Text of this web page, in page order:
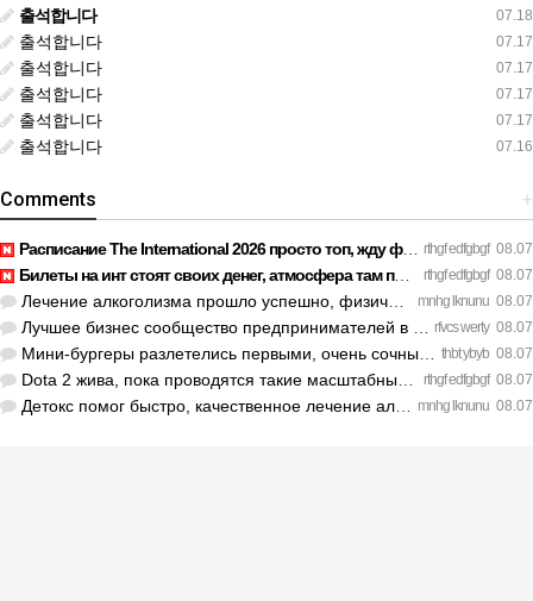
07.18
출석합니다
07.17
출석합니다
07.17
출석합니다
07.17
출석합니다
07.17
출석합니다
07.16
출석합니다
+
Comments
rthgf edfgbgf 08.07
Расписание The International 2026 просто топ, жду финал! htt…
rthgf edfgbgf 08.07
Билеты на инт стоят своих денег, атмосфера там просто непере…
mnhg lknunu 08.07
Лечение алкоголизма прошло успешно, физической тяги больше н…
rfvcs werty 08.07
Лучшее бизнес сообщество предпринимателей в Санкт-Петербурге…
thbt ybyb 08.07
Мини-бургеры разлетелись первыми, очень сочные. https://inte…
rthgf edfgbgf 08.07
Dota 2 жива, пока проводятся такие масштабные турниры. https…
mnhg lknunu 08.07
Детокс помог быстро, качественное лечение алкоголизма Санкт-…